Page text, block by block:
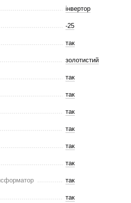
інвертор
-25
так
золотистий
так
так
так
так
так
так
так
так